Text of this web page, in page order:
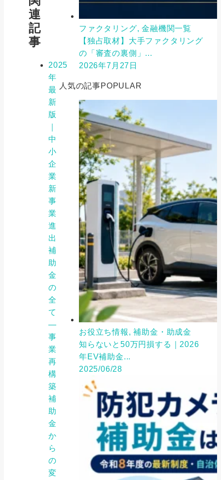
連
記
事
2025
年
最
新
版
中
小
企
業
新
事
業
進
出
補
助
金
の
全
て
―
事
業
再
構
築
補
助
金
か
ら
の
変
ファクタリング, 金融機関一覧
【独占取材】大手ファクタリング
の「審査の裏側」...
2026年7月27日
人気の記事POPULAR
お役立ち情報, 補助金・助成金
知らないと50万円損する｜2026
年EV補助金...
2025/06/28